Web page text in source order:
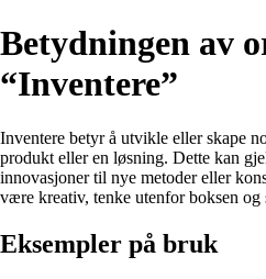
Betydningen av
“Inventere”
Inventere betyr å utvikle eller skape
produkt eller en løsning. Dette kan
innovasjoner til nye metoder eller
være kreativ, tenke utenfor boksen og
Eksempler på bruk